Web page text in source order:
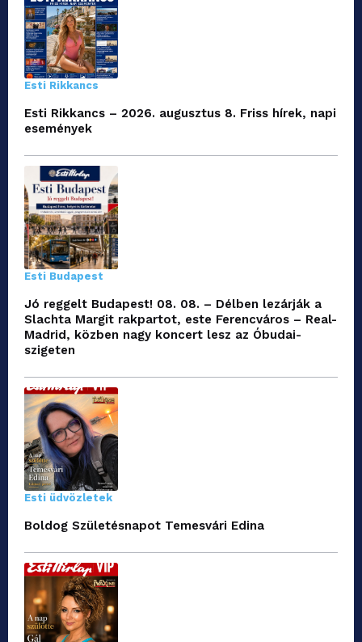
Esti Rikkancs
Esti Rikkancs – 2026. augusztus 8. Friss hírek, napi
események
Esti Budapest
Jó reggelt Budapest! 08. 08. – Délben lezárják a
Slachta Margit rakpartot, este Ferencváros – Real-
Madrid, közben nagy koncert lesz az Óbudai-
szigeten
Esti üdvözletek
Boldog Születésnapot Temesvári Edina